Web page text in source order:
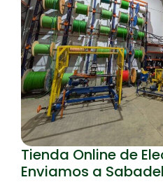
Tienda Online de
Enviamos a